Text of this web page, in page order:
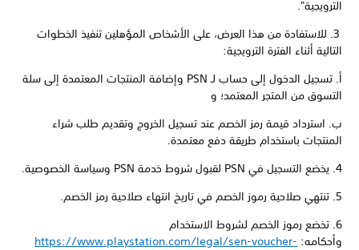
الترويجية".
3. للاستفادة من هذا العرض، على الأشخاص المؤهلين تنفيذ الخطوات
التالية أثناء الفترة الترويجية:
أ. تسجيل الدخول إلى حساب لـ PSN وإضافة المنتجات المعتمدة إلى سلة
التسوق من المتجر المعتمد؛ و
ب. استرداد قيمة رمز الخصم عند تسجيل الخروج وتقديم طلب شراء
المنتجات باستخدام طريقة دفع معتمدة.
4. يخضع التسجيل في PSN لقبول شروط خدمة PSN وسياسة الخصوصية.
5. تنتهي صلاحية رموز الخصم في تاريخ انتهاء صلاحية رمز الخصم.
6. تخضع رموز الخصم لشروط الاستخدام
وأحكامه: https://www.playstation.com/legal/sen-voucher-